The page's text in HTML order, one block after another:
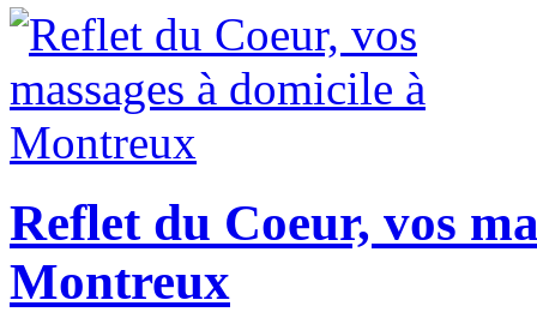
Reflet du Coeur, vos
Montreux